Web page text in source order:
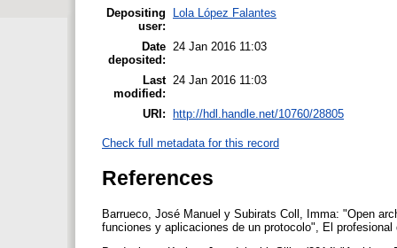
Depositing
user:
Lola López Falantes
Date
deposited:
24 Jan 2016 11:03
Last
modified:
24 Jan 2016 11:03
URI: http://hdl.handle.net/10760/28805
Check full metadata for this record
References
Barrueco, José Manuel y Subirats Coll, Imma: "Open
funciones y aplicaciones de un protocolo", El